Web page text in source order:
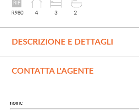
R980 4 3 2
DESCRIZIONE E DETTAGLI
CONTATTA L'AGENTE
nome